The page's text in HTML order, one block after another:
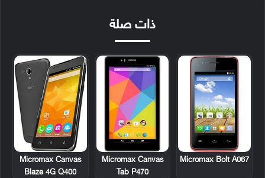
ذات صلة
Micromax Bolt A067
Micromax Canvas
Tab P470
Micromax Canvas
Blaze 4G Q400